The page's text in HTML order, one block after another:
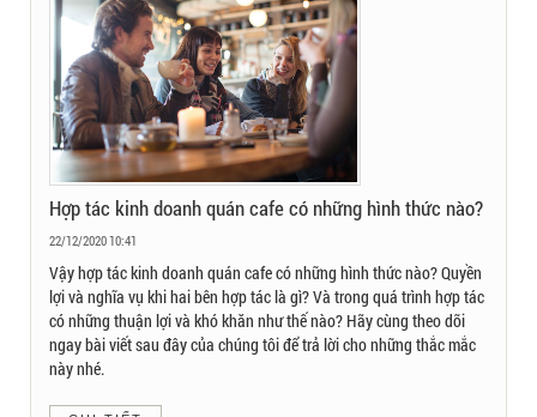
Hợp tác kinh doanh quán cafe có những hình thức nào?
22/12/2020 10:41
Vậy hợp tác kinh doanh quán cafe có những hình thức nào? Quyền
lợi và nghĩa vụ khi hai bên hợp tác là gì? Và trong quá trình hợp tác
có những thuận lợi và khó khăn như thế nào? Hãy cùng theo dõi
ngay bài viết sau đây của chúng tôi để trả lời cho những thắc mắc
này nhé.